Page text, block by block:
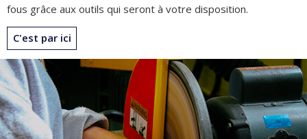
fous grâce aux outils qui seront à votre disposition.
C'est par ici